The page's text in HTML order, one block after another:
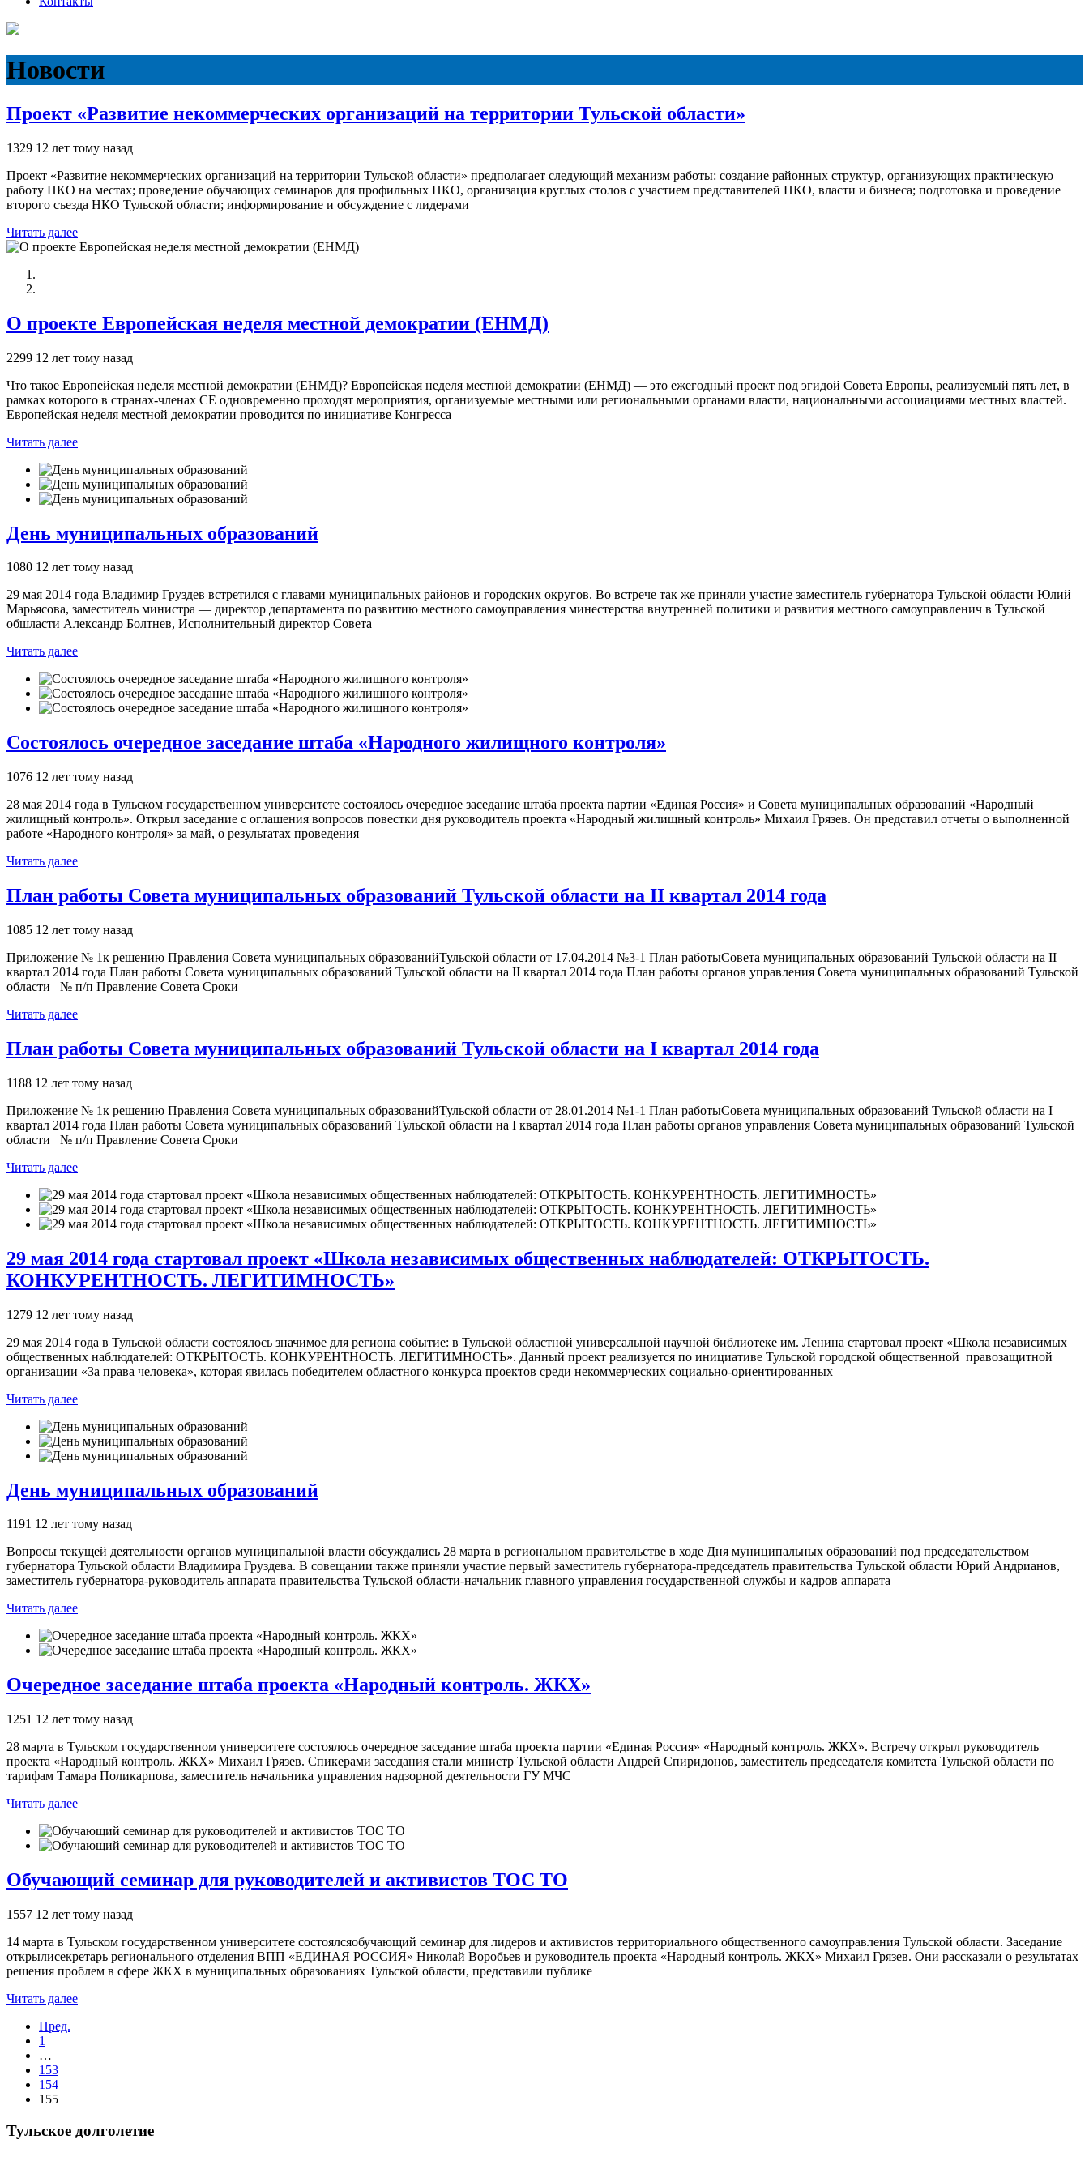
Новости
Проект «Развитие некоммерческих организаций на территории Тульской области»
1329 12 лет тому назад
Проект «Развитие некоммерческих организаций на территории Тульской области» предполагает следующий механизм работы: создание районных структур, организующих практическую
работу НКО на местах; проведение обучающих семинаров для профильных НКО, организация круглых столов с участием представителей НКО, власти и бизнеса; подготовка и проведение
второго съезда НКО Тульской области; информирование и обсуждение с лидерами
Читать далее
О проекте Европейская неделя местной демократии (ЕНМД)
2299 12 лет тому назад
Что такое Европейская неделя местной демократии (ЕНМД)? Европейская неделя местной демократии (ЕНМД) — это ежегодный проект под эгидой Совета Европы, реализуемый пять лет, в
рамках которого в странах-членах СЕ одновременно проходят мероприятия, организуемые местными или региональными органами власти, национальными ассоциациями местных властей.
Европейская неделя местной демократии проводится по инициативе Конгресса
Читать далее
День муниципальных образований
1080 12 лет тому назад
29 мая 2014 года Владимир Груздев встретился с главами муниципальных районов и городских округов. Во встрече так же приняли участие заместитель губернатора Тульской области Юлий
Марьясова, заместитель министра — директор департамента по развитию местного самоуправления минестерства внутренней политики и развития местного самоуправленич в Тульской
обшласти Александр Болтнев, Исполнительный директор Совета
Читать далее
Состоялось очередное заседание штаба «Народного жилищного контроля»
1076 12 лет тому назад
28 мая 2014 года в Тульском государственном университете состоялось очередное заседание штаба проекта партии «Единая Россия» и Совета муниципальных образований «Народный
жилищный контроль». Открыл заседание с оглашения вопросов повестки дня руководитель проекта «Народный жилищный контроль» Михаил Грязев. Он представил отчеты о выполненной
работе «Народного контроля» за май, о результатах проведения
Читать далее
План работы Совета муниципальных образований Тульской области на II квартал 2014 года
1085 12 лет тому назад
Приложение № 1к решению Правления Совета муниципальных образованийТульской области от 17.04.2014 №3-1 План работыСовета муниципальных образований Тульской области на II
квартал 2014 года План работы Совета муниципальных образований Тульской области на II квартал 2014 года План работы органов управления Совета муниципальных образований Тульской
области № п/п Правление Совета Сроки
Читать далее
План работы Совета муниципальных образований Тульской области на I квартал 2014 года
1188 12 лет тому назад
Приложение № 1к решению Правления Совета муниципальных образованийТульской области от 28.01.2014 №1-1 План работыСовета муниципальных образований Тульской области на I
квартал 2014 года План работы Совета муниципальных образований Тульской области на I квартал 2014 года План работы органов управления Совета муниципальных образований Тульской
области № п/п Правление Совета Сроки
Читать далее
29 мая 2014 года стартовал проект «Школа независимых общественных наблюдателей: ОТКРЫТОСТЬ.
КОНКУРЕНТНОСТЬ. ЛЕГИТИМНОСТЬ»
1279 12 лет тому назад
29 мая 2014 года в Тульской области состоялось значимое для региона событие: в Тульской областной универсальной научной библиотеке им. Ленина стартовал проект «Школа независимых
общественных наблюдателей: ОТКРЫТОСТЬ. КОНКУРЕНТНОСТЬ. ЛЕГИТИМНОСТЬ». Данный проект реализуется по инициативе Тульской городской общественной правозащитной
организации «За права человека», которая явилась победителем областного конкурса проектов среди некоммерческих социально-ориентированных
Читать далее
День муниципальных образований
1191 12 лет тому назад
Вопросы текущей деятельности органов муниципальной власти обсуждались 28 марта в региональном правительстве в ходе Дня муниципальных образований под председательством
губернатора Тульской области Владимира Груздева. В совещании также приняли участие первый заместитель губернатора-председатель правительства Тульской области Юрий Андрианов,
заместитель губернатора-руководитель аппарата правительства Тульской области-начальник главного управления государственной службы и кадров аппарата
Читать далее
Очередное заседание штаба проекта «Народный контроль. ЖКХ»
1251 12 лет тому назад
28 марта в Тульском государственном университете состоялось очередное заседание штаба проекта партии «Единая Россия» «Народный контроль. ЖКХ». Встречу открыл руководитель
проекта «Народный контроль. ЖКХ» Михаил Грязев. Спикерами заседания стали министр Тульской области Андрей Спиридонов, заместитель председателя комитета Тульской области по
тарифам Тамара Поликарпова, заместитель начальника управления надзорной деятельности ГУ МЧС
Читать далее
Обучающий семинар для руководителей и активистов ТОС ТО
1557 12 лет тому назад
14 марта в Тульском государственном университете состоялсяобучающий семинар для лидеров и активистов территориального общественного самоуправления Тульской области. Заседание
открылисекретарь регионального отделения ВПП «ЕДИНАЯ РОССИЯ» Николай Воробьев и руководитель проекта «Народный контроль. ЖКХ» Михаил Грязев. Они рассказали о результатах
решения проблем в сфере ЖКХ в муниципальных образованиях Тульской области, представили публике
Читать далее
Пред.
1
…
153
154
155
Тульское долголетие